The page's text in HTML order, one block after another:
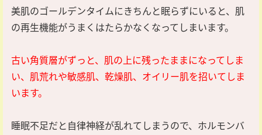
美肌のゴールデンタイムにきちんと眠らずにいると、肌
の再生機能がうまくはたらかなくなってしまいます。
古い角質層がずっと、肌の上に残ったままになってしま
い、肌荒れや敏感肌、乾燥肌、オイリー肌を招いてしま
います。
睡眠不足だと自律神経が乱れてしまうので、ホルモンバ